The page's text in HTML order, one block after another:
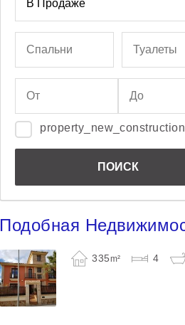
property_new_construction
Подобная
335m² 4